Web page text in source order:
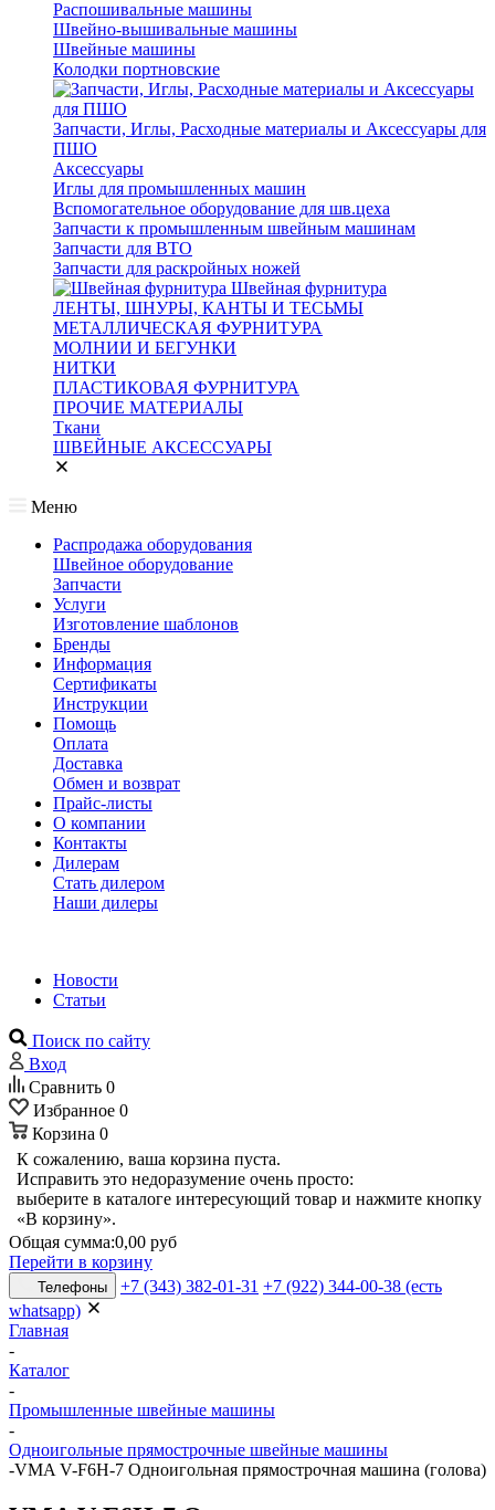
Распошивальные машины
Швейно-вышивальные машины
Швейные машины
Колодки портновские
Запчасти, Иглы, Расходные материалы и Аксессуары для
ПШО
Аксессуары
Иглы для промышленных машин
Вспомогательное оборудование для шв.цеха
Запчасти к промышленным швейным машинам
Запчасти для ВТО
Запчасти для раскройных ножей
Швейная фурнитура
ЛЕНТЫ, ШНУРЫ, КАНТЫ И ТЕСЬМЫ
МЕТАЛЛИЧЕСКАЯ ФУРНИТУРА
МОЛНИИ И БЕГУНКИ
НИТКИ
ПЛАСТИКОВАЯ ФУРНИТУРА
ПРОЧИЕ МАТЕРИАЛЫ
Ткани
ШВЕЙНЫЕ АКСЕССУАРЫ
Меню
Распродажа оборудования
Швейное оборудование
Запчасти
Услуги
Изготовление шаблонов
Бренды
Информация
Сертификаты
Инструкции
Помощь
Оплата
Доставка
Обмен и возврат
Прайс-листы
О компании
Контакты
Дилерам
Стать дилером
Наши дилеры
Новости
Статьи
Поиск по сайту
Вход
Сравнить 0
Избранное 0
Корзина 0
К сожалению, ваша корзина пуста.
Исправить это недоразумение очень просто:
выберите в каталоге интересующий товар и нажмите кнопку
«В корзину».
Общая сумма:0,00 руб
Перейти в корзину
Телефоны +7 (343) 382-01-31 +7 (922) 344-00-38 (есть
whatsapp)
Главная
-
Каталог
-
Промышленные швейные машины
-
Одноигольные прямострочные швейные машины
-VMA V-F6H-7 Одноигольная прямострочная машина (голова)